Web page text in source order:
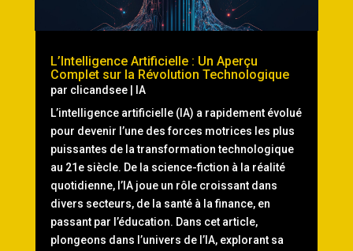
L’Intelligence Artificielle : Un Aperçu
Complet sur la Révolution Technologique
par clicandsee|
IA
L’intelligence artificielle (IA) a rapidement évolué
pour devenir l’une des forces motrices les plus
puissantes de la transformation technologique
au 21e siècle. De la science-fiction à la réalité
quotidienne, l’IA joue un rôle croissant dans
divers secteurs, de la santé à la finance, en
passant par l’éducation. Dans cet article,
plongeons dans l’univers de l’IA, explorant sa